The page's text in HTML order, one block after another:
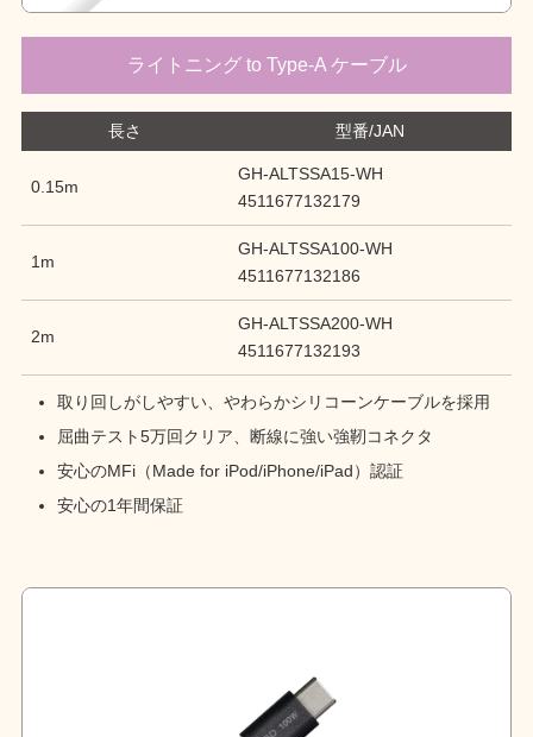
ライトニング to Type-A ケーブル
長さ 型番/JAN
0.15m
GH-ALTSSA15-WH
4511677132179
1m
GH-ALTSSA100-WH
4511677132186
2m
GH-ALTSSA200-WH
4511677132193
取り回しがしやすい、やわらかシリコーンケーブルを採用
屈曲テスト5万回クリア、断線に強い強靭コネクタ
安心のMFi（Made for iPod/iPhone/iPad）認証
安心の1年間保証